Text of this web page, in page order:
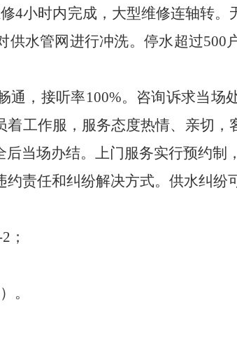
4小时内完成， 大型维修连轴转。
供水管网进行冲洗。停水超过500
通，接听率100%。咨询诉求当场
着工作服，服务态度热情、 亲切，
当场办结。上门服务实行预约制
约责任和纠纷解决方式。 供水纠纷
；
。